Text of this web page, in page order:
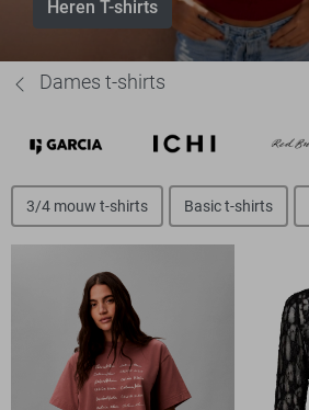
Heren T-shirts
Dames t-shirts
3/4 mouw t-shirts Basic t-shirts